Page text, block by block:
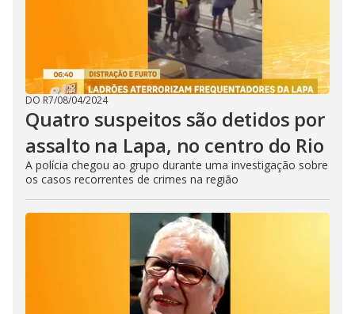
DO R7/08/04/2024
Quatro suspeitos são detidos por
assalto na Lapa, no centro do Rio
A polícia chegou ao grupo durante uma investigação sobre
os casos recorrentes de crimes na região